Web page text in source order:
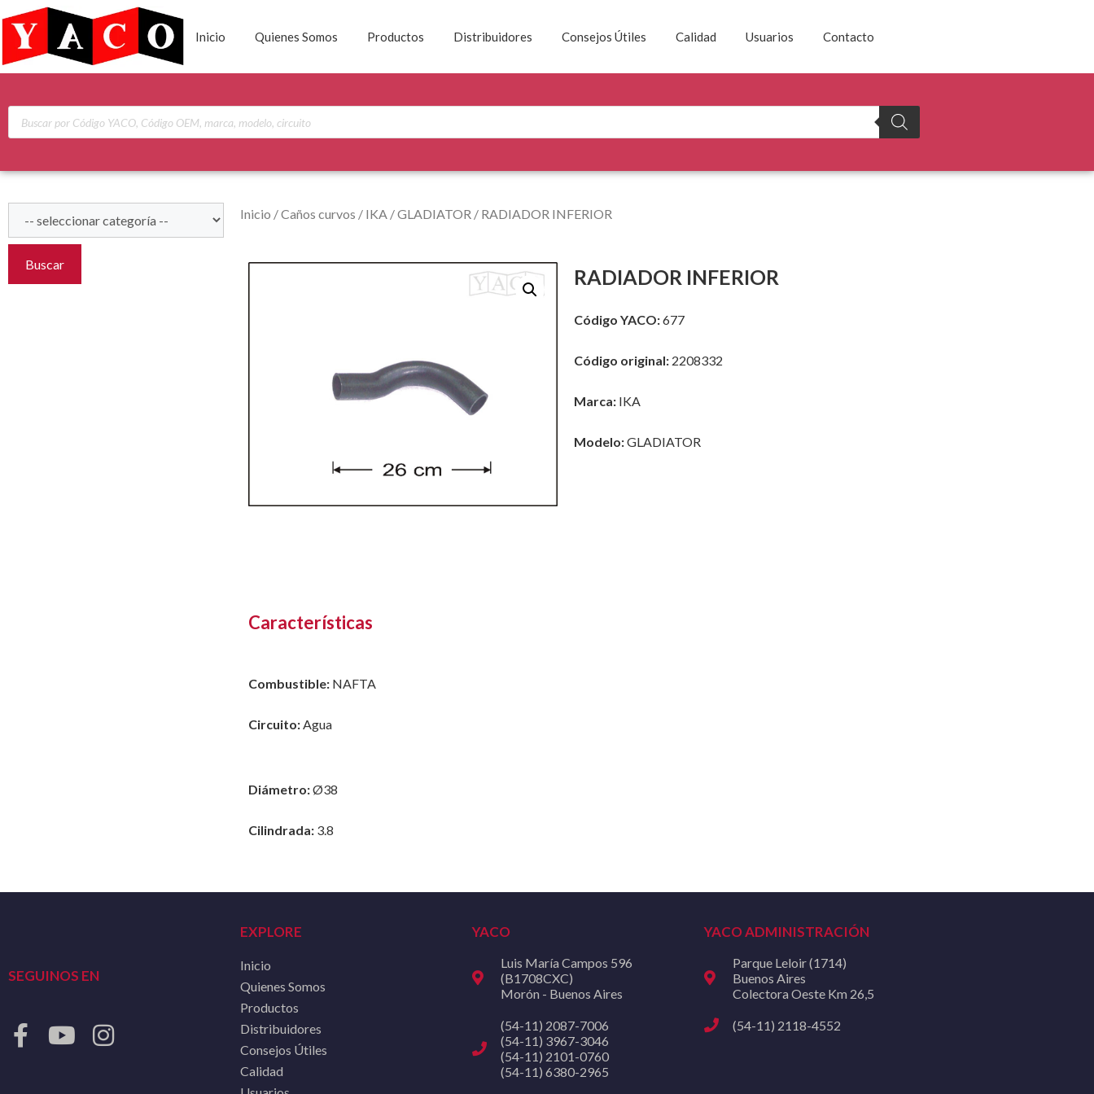
Inicio Quienes Somos Productos Distribuidores Consejos Útiles Calidad Usuarios Contacto
Buscar
Inicio /Caños curvos / IKA /GLADIATOR / RADIADOR INFERIOR
RADIADOR INFERIOR
Código YACO:677
Código original:2208332
Marca:IKA
Modelo:GLADIATOR
Características
Combustible: NAFTA
Circuito:Agua
Diámetro:Ø38
Cilindrada: 3.8
SEGUINOS EN
EXPLORE
Inicio
Quienes Somos
Productos
Distribuidores
Consejos Útiles
Calidad
YACO
Luis María Campos 596
(B1708CXC)
Morón - Buenos Aires
(54-11) 2087-7006
(54-11) 3967-3046
(54-11) 2101-0760
(54-11) 6380-2965
YACO ADMINISTRACIÓN
Parque Leloir (1714)
Buenos Aires
Colectora Oeste Km 26,5
(54-11) 2118-4552